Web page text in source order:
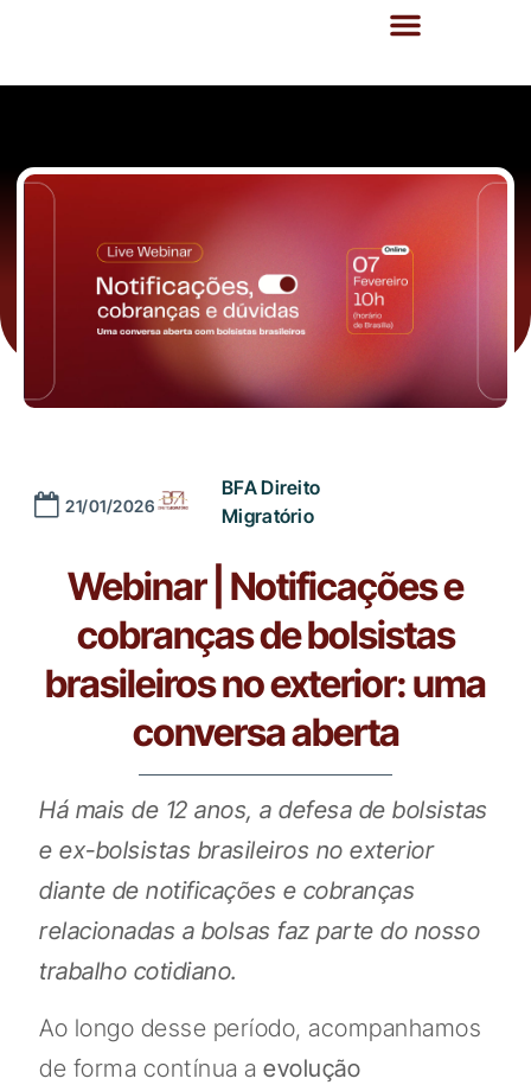
21/01/2026
BFA Direito
Migratório
Webinar | Notificações e
cobranças de bolsistas
brasileiros no exterior: uma
conversa aberta
Há mais de 12 anos, a defesa de bolsistas
e ex-bolsistas brasileiros no exterior
diante de notificações e cobranças
relacionadas a bolsas faz parte do nosso
trabalho cotidiano.
Ao longo desse período, acompanhamos
de forma contínua a evolução